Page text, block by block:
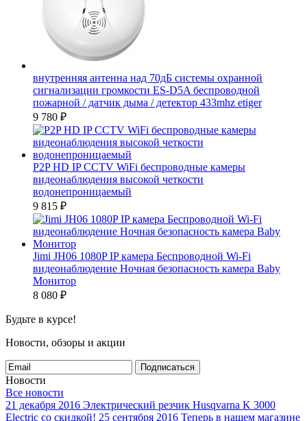
внутренняя антенна над 70дБ системы охранной
сигнализации громкости ES-D5A беспроводной
пожарной / датчик дыма / детектор 433mhz etiger
9 780 ₽
P2P HD IP CCTV WiFi беспроводные камеры
видеонаблюдения высокой четкости
водонепроницаемый
9 815 ₽
Jimi JH06 1080P IP камера Беспроводной Wi-Fi
видеонаблюдение Ночная безопасность камера Baby
Монитор
8 080 ₽
Будьте в курсе!
Новости, обзоры и акции
Подписаться
Новости
Все новости
21 декабря 2016 Электрический резчик Husqvarna K 3000
Electric со скидкой! 25 сентября 2016 Теперь в нашем магазине